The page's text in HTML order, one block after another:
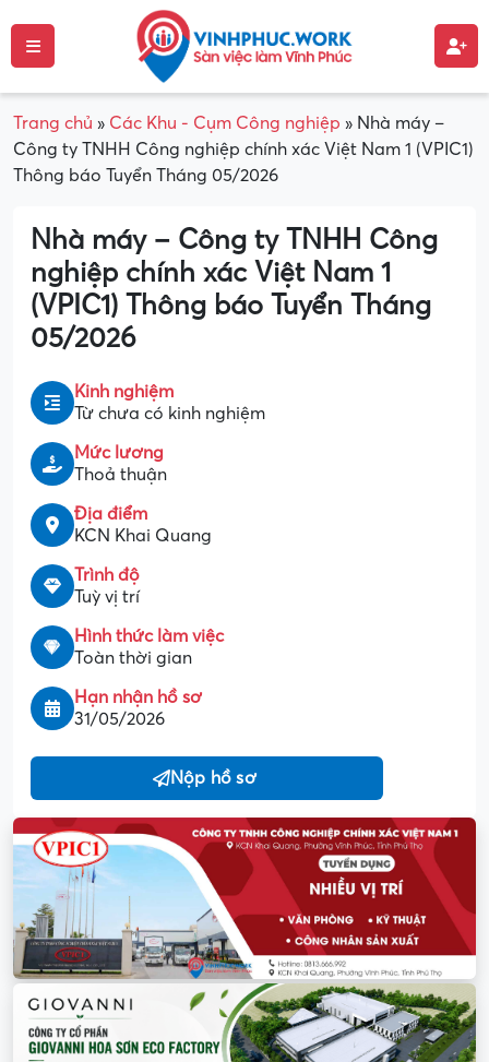
Trang chủ » Các Khu - Cụm Công nghiệp » Nhà máy –
Công ty TNHH Công nghiệp chính xác Việt Nam 1 (VPIC1)
Thông báo Tuyển Tháng 05/2026
Nhà máy – Công ty TNHH Công
nghiệp chính xác Việt Nam 1
(VPIC1) Thông báo Tuyển Tháng
05/2026
Kinh nghiệm
Từ chưa có kinh nghiệm
Mức lương
Thoả thuận
Địa điểm
KCN Khai Quang
Trình độ
Tuỳ vị trí
Hình thức làm việc
Toàn thời gian
Hạn nhận hồ sơ
31/05/2026
Nộp hồ sơ